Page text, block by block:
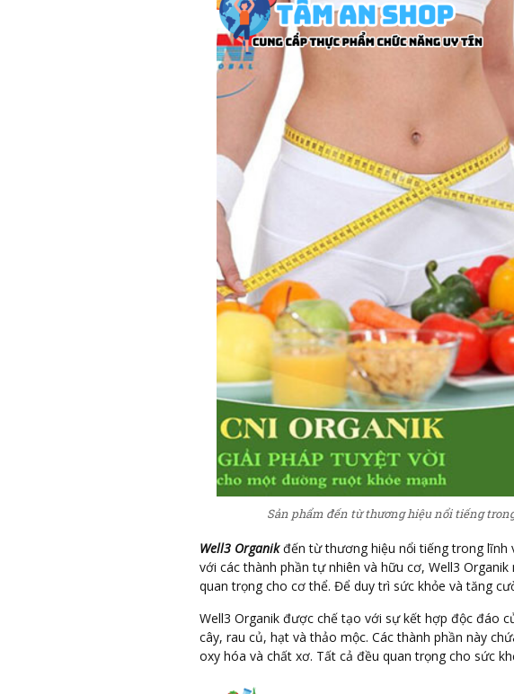
Sản phẩm đến từ thương hiệu nổi tiếng
Well3 Organikđến từ thương hiệu nổi tiếng trong lĩnh
với các thành phần tự nhiên và hữu cơ, Well3
quan trọng cho cơ thể. Để duy trì sức khỏe và tăng
Well3 Organik được chế tạo với sự kết hợp độc đáo
cây, rau củ, hạt và thảo mộc. Các thành phần này
oxy hóa và chất xơ. Tất cả đều quan trọng cho sức